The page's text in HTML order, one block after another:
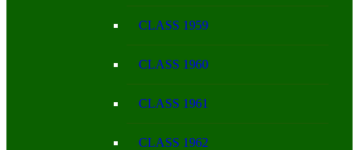
CLASS 1959
CLASS 1960
CLASS 1961
CLASS 1962